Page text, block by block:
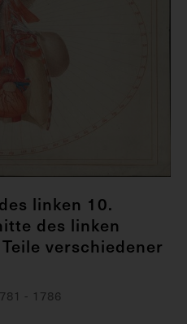
linken 10.
des linken
verschiedener
- 1786